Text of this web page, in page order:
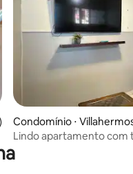
avaliação média de 5, 24
Condomínio ⋅
Lindo apartamento com